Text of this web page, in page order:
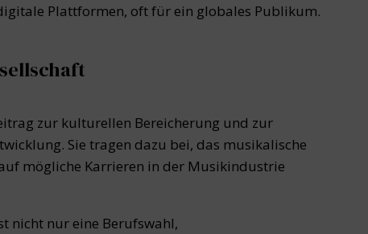
Plattformen, oft für ein globales Publikum.
zur kulturellen Bereicherung und zur
Sie tragen dazu bei, das musikalische
mögliche Karrieren in der Musikindustrie
nicht nur eine Berufswahl,